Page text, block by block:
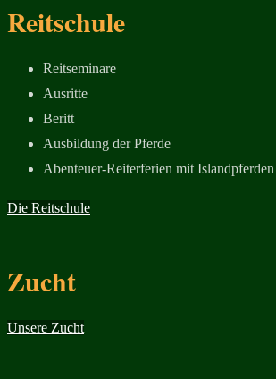
Reitschule
Reitseminare
Ausritte
Beritt
Ausbildung der Pferde
Abenteuer-Reiterferien mit Islandpferden
Die Reitschule
Zucht
Unsere Zucht